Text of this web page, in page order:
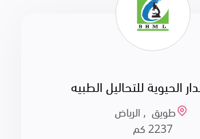
الحيوية للتحاليل الطبيه
طويق , الرياض
2237 كم